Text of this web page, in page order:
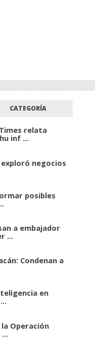
CATEGORÍA
relata
inf ...
negocios
posibles
a embajador
...
Condenan a
en
Operación